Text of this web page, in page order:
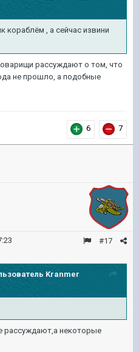
кораблём , а сейчас извини
рассуждают о том, что
не прошло, а подобные
6 7
#17
Kranmer
рассуждают,а некоторые